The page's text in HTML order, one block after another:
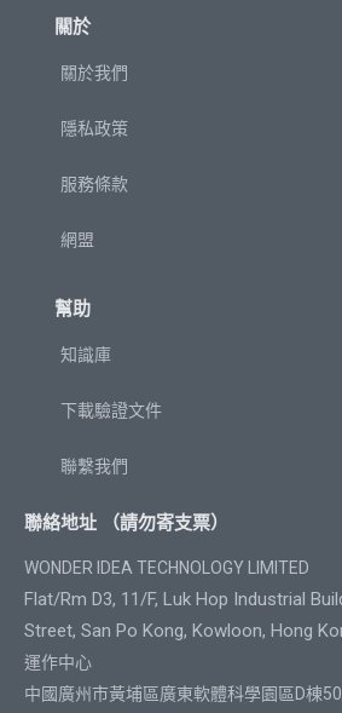
關於
關於我們
隱私政策
服務條款
網盟
幫助
知識庫
下載驗證文件
聯繫我們
聯絡地址 （請勿寄支票）
WONDER IDEA TECHNOLOGY LIMITED
Flat/Rm D3, 11/F, Luk Hop Industrial
Street, San Po Kong, Kowloon, Hong
運作中心
中國廣州市黃埔區廣東軟體科學園區D棟